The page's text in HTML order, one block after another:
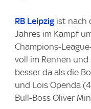
RB Leipzig ist nach
Jahres im Kampf
Champions-
voll im Rennen
besser da als die
und Lois Openda
Bull-Boss Oliver